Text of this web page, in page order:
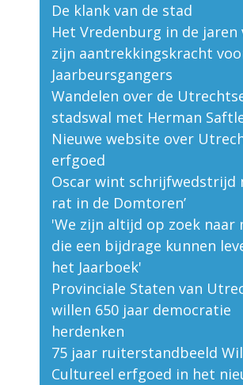
De klank van de stad
Het Vredenburg in de
zijn aantrekkingskracht
Jaarbeursgangers
Wandelen over de
stadswal met Herman
Nieuwe website over
erfgoed
Oscar wint schrijfwedstrijd
rat in de Domtoren’
'We zijn altijd op zoek naar
die een bijdrage kunnen
het Jaarboek'
Provinciale Staten van
willen 650 jaar democratie
herdenken
75 jaar ruiterstandbeeld
Cultureel erfgoed in het